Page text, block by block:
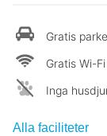
Gratis
Gratis Wi-Fi
Inga
Alla faciliteter